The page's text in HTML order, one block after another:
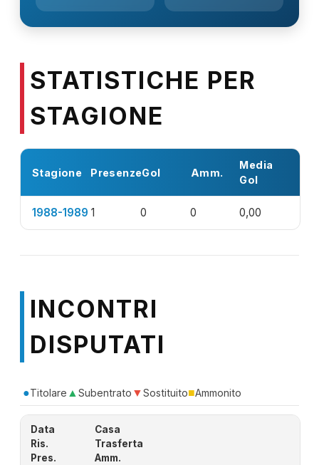
STATISTICHE PER
STAGIONE
Stagione PresenzeGol Amm.
Media
Gol
1988-1989 1 0 0 0,00
INCONTRI
DISPUTATI
●Titolare ▲Subentrato ▼Sostituito■Ammonito
Data
Casa
Ris.
Trasferta
Pres.
Amm.